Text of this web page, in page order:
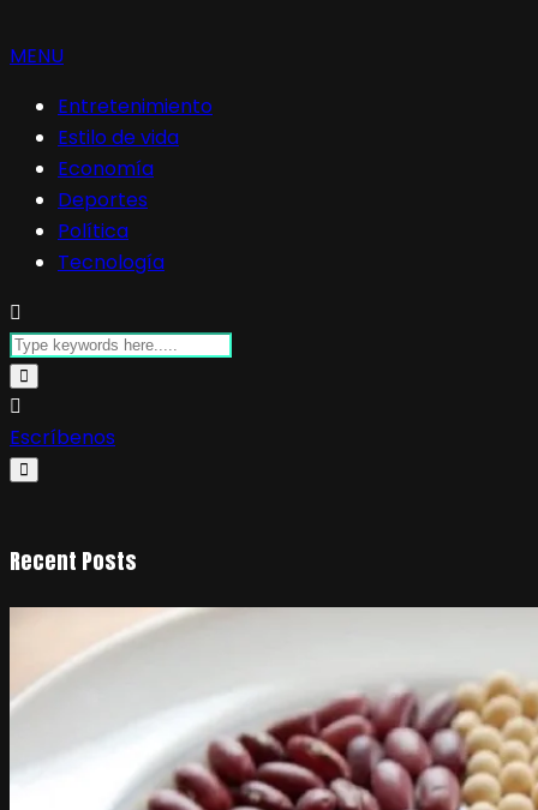
MENU
Entretenimiento
Estilo de vida
Economía
Deportes
Política
Tecnología
Escríbenos
Recent Posts